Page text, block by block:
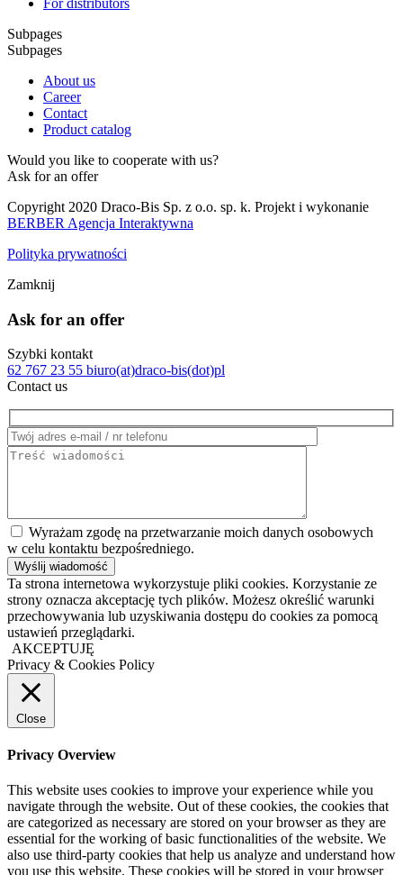
Subpages
Subpages
About us
Career
Contact
Product catalog
Would you like to cooperate with us?
Ask for an offer
Copyright 2020 Draco-Bis Sp. z o.o. sp. k. Projekt i wykonanie
BERBER Agencja Interaktywna
Polityka prywatności
Zamknij
Ask for an offer
Szybki kontakt
62 767 23 55 biuro(at)draco-bis(dot)pl
Contact us
Wyrażam zgodę na przetwarzanie moich danych osobowych
w celu kontaktu bezpośredniego.
Ta strona internetowa wykorzystuje pliki cookies. Korzystanie ze
strony oznacza akceptację tych plików. Możesz określić warunki
przechowywania lub uzyskiwania dostępu do cookies za pomocą
ustawień przeglądarki.
AKCEPTUJĘ
Privacy & Cookies Policy
Close
Privacy Overview
This website uses cookies to improve your experience while you
navigate through the website. Out of these cookies, the cookies that
are categorized as necessary are stored on your browser as they are
essential for the working of basic functionalities of the website. We
also use third-party cookies that help us analyze and understand how
you use this website. These cookies will be stored in your browser